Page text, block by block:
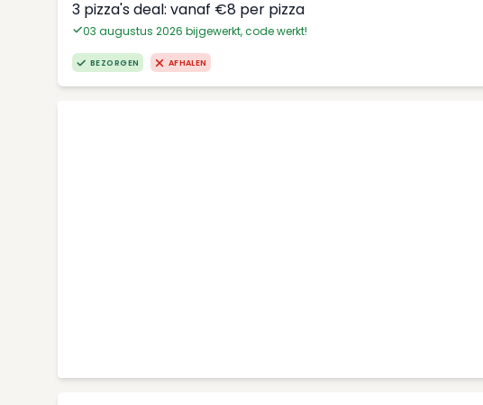
3 pizza's deal: vanaf €8 per pizza
03 augustus 2026 bijgewerkt, code werkt!
BEZORGEN AFHALEN